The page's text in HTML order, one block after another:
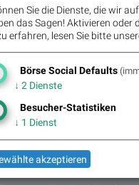
KI
seiner OT- und
Die hochentwickelten
in unternehmenskritischen
einer intuitiven
Wartungsarbeiten durch
werden unmittelbar zu einer
unserer Kunden beitragen.
der Wertschöpfung durch
Sie die Dienste, die wir
das Sagen! Aktivieren oder
erfahren, lesen Sie bitte
Börse Social Defaults
↓ 2 Dienste
Besucher-Statistiken
↓ 1 Dienst
akzeptieren